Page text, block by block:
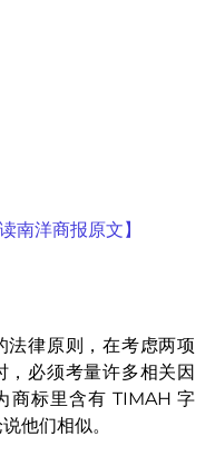
南洋商报原文】
法律原则，在考虑两项
，必须考量许多相关因
商标里含有 TIMAH 字
他们相似。